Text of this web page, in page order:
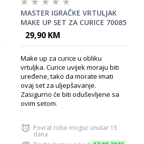
MASTER IGRAČKE VRTULJAK
MAKE UP SET ZA CURICE 70085
29,90 KM
Make up za curice u obliku
vrtuljka. Curice uvijek moraju biti
uređene, tako da morate imati
ovaj set za uljepšavanje.
Zasigurno će biti oduševljene sa
ovim setom.
Povrat robe moguć unutar 15
dana